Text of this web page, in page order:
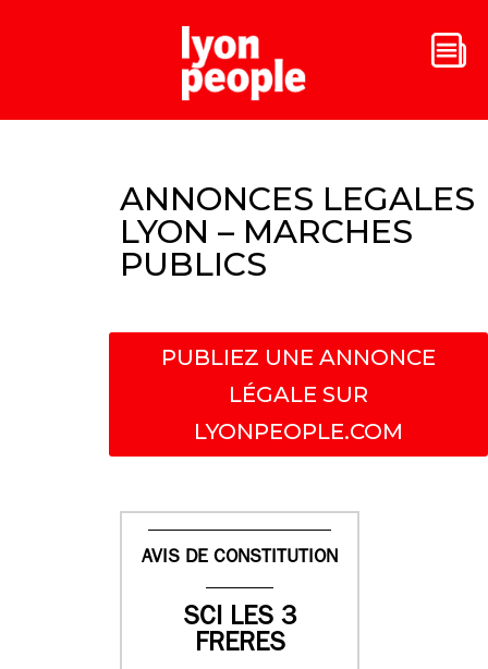
ANNONCES LEGALES
LYON – MARCHES
PUBLICS
PUBLIEZ UNE ANNONCE
LÉGALE SUR
LYONPEOPLE.COM
AVIS DE CONSTITUTION
SCI LES 3
FRERES